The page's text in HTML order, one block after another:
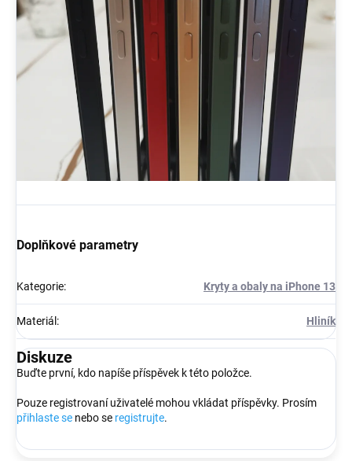
Doplňkové parametry
Kategorie: Kryty a obaly na iPhone 13
Materiál : Hliník
Diskuze
Buďte první, kdo napíše příspěvek k této položce.
Pouze registrovaní uživatelé mohou vkládat příspěvky. Prosím
přihlaste se nebo se registrujte.